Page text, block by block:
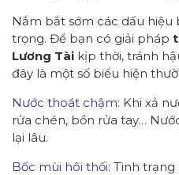
Nắm bắt sớm các dấu
trọng. Để bạn có giải pháp
Lương Tài kịp thời, tránh
đây là một số biểu hiện
Nước thoát chậm: Khi xả
rửa chén, bồn rửa tay…
lại lâu.
Bốc mùi hôi thối: Tình trạng